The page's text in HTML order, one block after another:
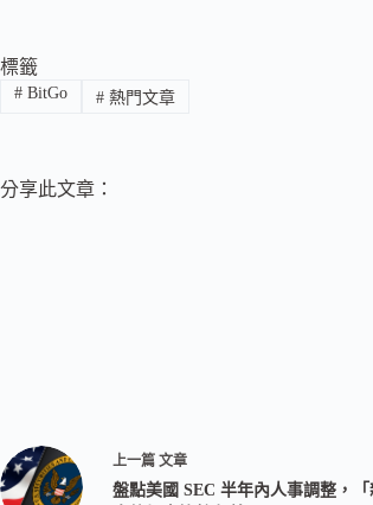
標籤
#BitGo #熱門文章
分享此文章：
上一篇 文章
盤點美國 SEC 半年內人事調整，「